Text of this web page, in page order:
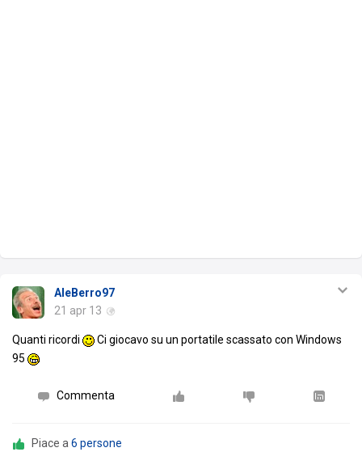
AleBerro97
21 apr 13
Quanti ricordi
Ci giocavo su un portatile scassato con Windows
95
Commenta
Piace a6 persone